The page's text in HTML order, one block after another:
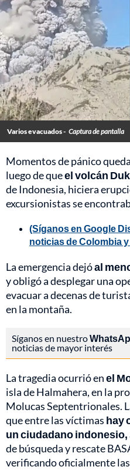
Varios evacuados - Captura de pantalla
Momentos de pánico
luego de queel volcán
de Indonesia, hiciera
excursionistas se
(Síganos en Google
noticias de Colombia
La emergencia dejóal
y obligó a desplegar una
evacuar a decenas de
en la montaña.
Síganos en nuestro
noticias de mayor interés
La tragedia ocurrió enel
isla de Halmahera, en la
Molucas Septentrionales.
que entre las víctimas hay
un ciudadano indonesio,
de búsqueda y rescate
verificando oficialmente